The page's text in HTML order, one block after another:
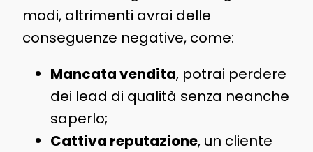
modi, altrimenti avrai delle
conseguenze negative, come:
Mancata vendita, potrai perdere
dei lead di qualità senza neanche
saperlo;
Cattiva reputazione, un cliente